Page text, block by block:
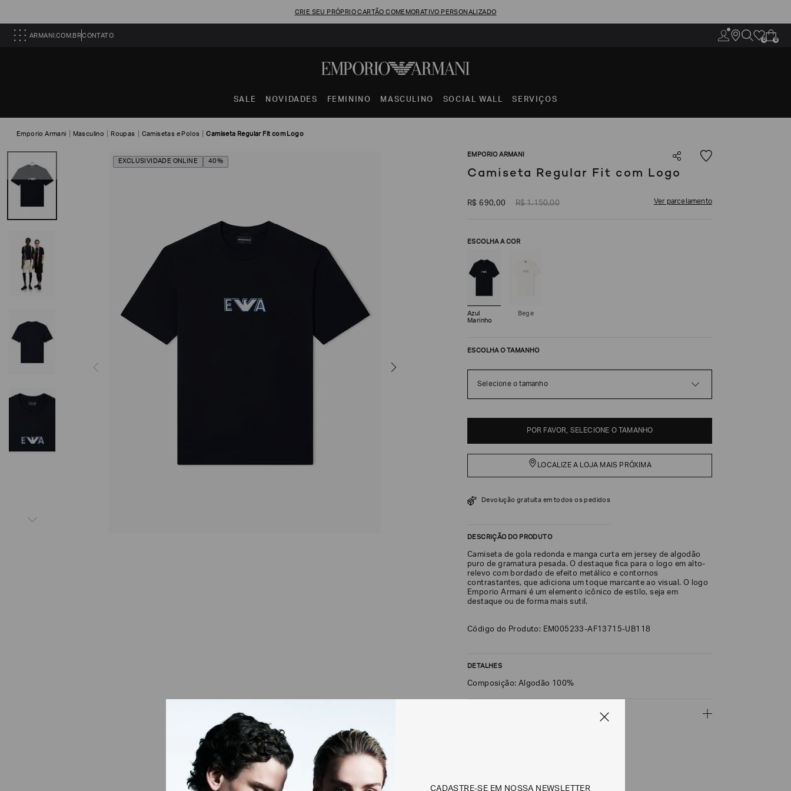
CRIE SEU PRÓPRIO CARTÃO COMEMORATIVO PERSONALIZADO
ARMANI.COM.BRCONTATO
0 0
SALE NOVIDADES FEMININO MASCULINO SOCIAL WALL SERVIÇOS
Emporio Armani Masculino Roupas Camisetas e Polos Camiseta Regular Fit com Logo
EXCLUSIVIDADE ONLINE 40%
EMPORIO ARMANI
Camiseta Regular Fit com Logo
R$ 690,00 R$ 1.150,00 Ver parcelamento
ESCOLHA A COR
Azul
Marinho
Bege
ESCOLHA O TAMANHO
Selecione o tamanho
POR FAVOR, SELECIONE O TAMANHO
R$1.150 R$ LOCALIZE A LOJA MAIS PRÓXIMA
Devolução gratuita em todos os pedidos
DESCRIÇÃO DO PRODUTO
Camiseta de gola redonda e manga curta em jersey de algodão
puro de gramatura pesada. O destaque fica para o logo em alto-
relevo com bordado de efeito metálico e contornos
contrastantes, que adiciona um toque marcante ao visual. O logo
Emporio Armani é um elemento icônico de estilo, seja em
destaque ou de forma mais sutil.
Código do Produto: EM005233-AF13715-UB118
DETALHES
Composição: Algodão 100%
CADASTRE-SE EM NOSSA NEWSLETTER